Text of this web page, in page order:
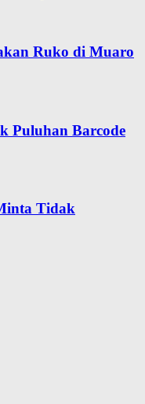
Ruko di Muaro
Puluhan Barcode
Tidak